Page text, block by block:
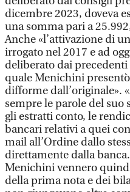
dicembre 2023, doveva
una somma pari a
Anche «l’attivazione di
irrogato nel 2017 e ad
deliberato dai
quale Menichini
difforme dall’originale».
sempre le parole del suo
gli estratti conto, le
bancari relativi a quei
mail all’Ordine dallo
direttamente dalla
Menichini vennero
della prima nota e dei